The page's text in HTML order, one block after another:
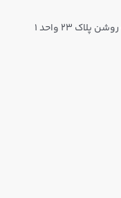
تهران، بالاتر از میدان ولیعصر کوچه روشن پلاک ۲۳ واحد ۱